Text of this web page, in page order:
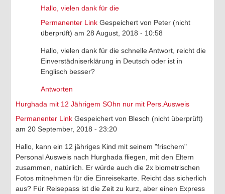
Hallo, vielen dank für die
Permanenter Link Gespeichert von Peter (nicht
überprüft) am 28 August, 2018 - 10:58
Hallo, vielen dank für die schnelle Antwort, reicht die
Einverstädniserklärung in Deutsch oder ist in
Englisch besser?
Antworten
Hurghada mit 12 Jährigem SOhn nur mit Pers.Ausweis
Permanenter Link Gespeichert von Blesch (nicht überprüft)
am 20 September, 2018 - 23:20
Hallo, kann ein 12 jähriges Kind mit seinem "frischem"
Personal Ausweis nach Hurghada fliegen, mit den Eltern
zusammen, natürlich. Er würde auch die 2x biometrischen
Fotos mitnehmen für die Einreisekarte. Reicht das sicherlich
aus? Für Reisepass ist die Zeit zu kurz, aber einen Express